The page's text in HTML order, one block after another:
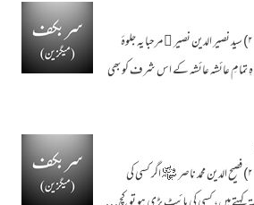
”سربکف “مجلہ۵(مارچ، اپریل ۲۰۱۶) سید نصیر الدین نصیر ﷫ مرحبا یہ جلوۂ
تمامِ عائشہ عائشہ کے اس شرف کو بھی
”سربکف “مجلہ۵(مارچ، اپریل ۲۰۱۶) فصیح الدین محمد ناصر ﷾ اگر کسی کی